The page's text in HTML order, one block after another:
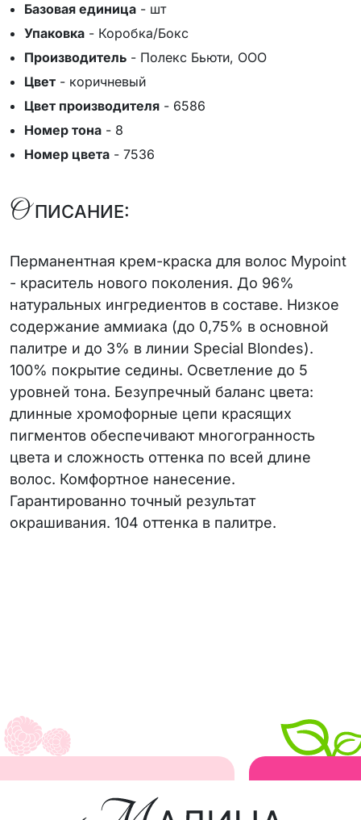
Базовая единица - шт
Упаковка - Коробка/Бокс
Производитель - Полекс Бьюти, ООО
Цвет - коричневый
Цвет производителя - 6586
Номер тона - 8
Номер цвета - 7536
О ПИСАНИЕ:
Перманентная крем-краска для волос Mypoint
- краситель нового поколения. До 96%
натуральных ингредиентов в составе. Низкое
содержание аммиака (до 0,75% в основной
палитре и до 3% в линии Special Blondes).
100% покрытие седины. Осветление до 5
уровней тона. Безупречный баланс цвета:
длинные хромофорные цепи красящих
пигментов обеспечивают многогранность
цвета и сложность оттенка по всей длине
волос. Комфортное нанесение.
Гарантированно точный результат
окрашивания. 104 оттенка в палитре.